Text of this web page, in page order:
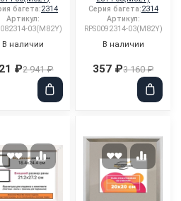
багета:2314
Артикул:
03(M82Y)
В наличии
₽2 941 ₽
Серия багета:2314
Артикул:
RPS0092314-03(M82Y)
В наличии
357 ₽3 160 ₽